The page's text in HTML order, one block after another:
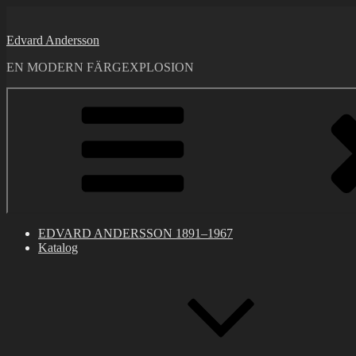
content
Edvard Andersson
EN MODERN FÄRGEXPLOSION
EDVARD ANDERSSON 1891–1967
Katalog